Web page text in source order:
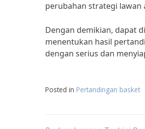
perubahan strategi lawan
Dengan demikian, dapat
menentukan hasil
dengan serius dan
Posted in Pertandingan basket